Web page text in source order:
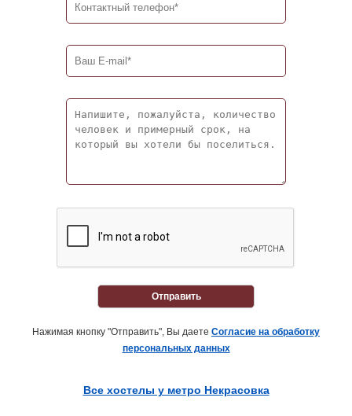
Отправить
Нажимая кнопку "Отправить", Вы даете Согласие на обработку
персональных данных
Все хостелы у метро Некрасовка